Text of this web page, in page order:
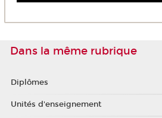
Dans la même rubrique
Diplômes
Unités d'enseignement